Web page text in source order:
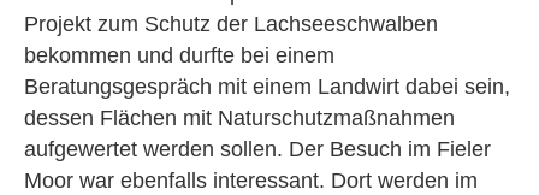
Projekt zum Schutz der Lachseeschwalben
bekommen und durfte bei einem
Beratungsgespräch mit einem Landwirt dabei sein,
dessen Flächen mit Naturschutzmaßnahmen
aufgewertet werden sollen. Der Besuch im Fieler
Moor war ebenfalls interessant. Dort werden im